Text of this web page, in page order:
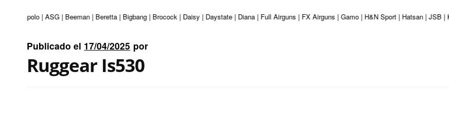
| Apolo | ASG | Beeman | Beretta | Bigbang | Brocock | Daisy | Daystate | Diana | Full Airguns | FX Airguns | Gamo | H&N Sport | Hatsan | JSB |
Publicado el 17/04/2025 por
Ruggear Is530